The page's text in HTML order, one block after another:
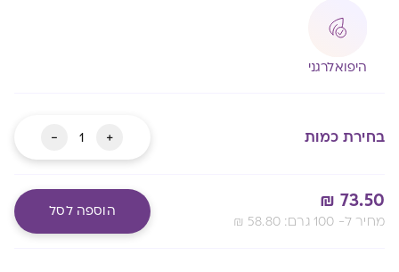
היפואלרגני
בחירת כמות +
כמות
של
פלקסיטול
קרם
לעור
-
₪ 73.50
₪ 58.80 :מחיר ל- 100 גרם
הוספה לסל